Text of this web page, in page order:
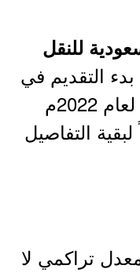
للنقل
بدء التقديم في
) لعام 2022م
التفاصيل
تراكمي لا